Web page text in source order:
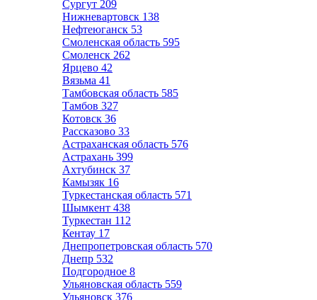
Сургут 209
Нижневартовск 138
Нефтеюганск 53
Смоленская область 595
Смоленск 262
Ярцево 42
Вязьма 41
Тамбовская область 585
Тамбов 327
Котовск 36
Рассказово 33
Астраханская область 576
Астрахань 399
Ахтубинск 37
Камызяк 16
Туркестанская область 571
Шымкент 438
Туркестан 112
Кентау 17
Днепропетровская область 570
Днепр 532
Подгородное 8
Ульяновская область 559
Ульяновск 376